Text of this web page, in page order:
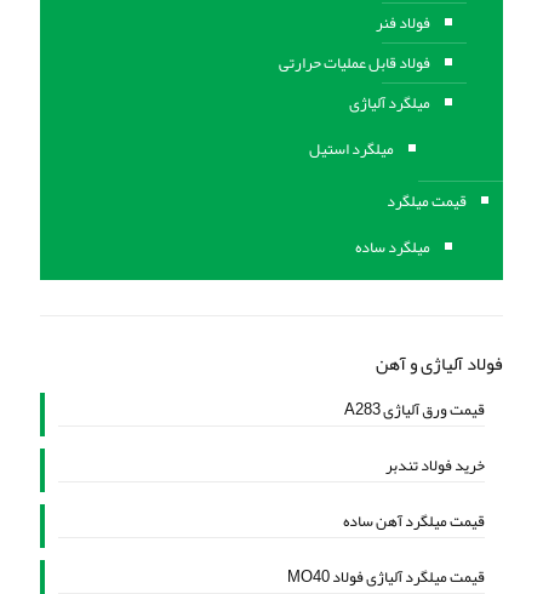
فولاد فنر
فولاد قابل عملیات حرارتی
ميلگرد آلیاژی
میلگرد استیل
قیمت میلگرد
میلگرد ساده
فولاد آلیاژی و آهن
قیمت ورق آلیاژی A283
خرید فولاد تندبر
قیمت میلگرد آهن ساده
قیمت میلگرد آلیاژی فولاد MO40